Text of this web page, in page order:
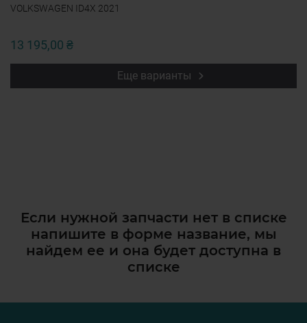
VOLKSWAGEN ID4X 2021
13 195,00 ₴
Еще варианты
Если нужной запчасти нет в списке
напишите в форме название, мы
найдем ее и она будет доступна в
списке